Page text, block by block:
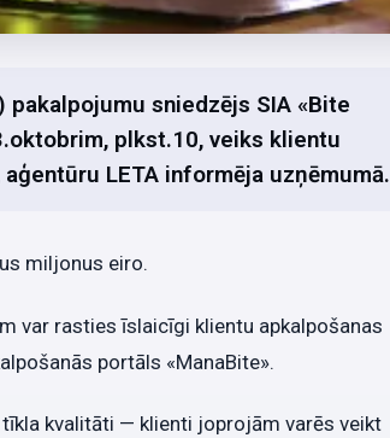
sniedzējs SIA «Bite
plkst.10, veiks klientu
LETA informēja uzņēmumā.
miljonus eiro.
var rasties īslaicīgi klientu apkalpošanas
portāls «ManaBite».
kvalitāti — klienti joprojām varēs veikt